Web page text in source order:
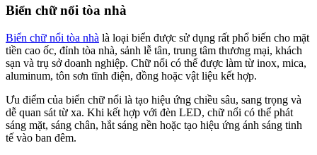
Biển chữ nổi tòa nhà
Biển chữ nổi tòa nhà là loại biển được sử dụng rất phổ biến cho mặt
tiền cao ốc, đỉnh tòa nhà, sảnh lễ tân, trung tâm thương mại, khách
sạn và trụ sở doanh nghiệp. Chữ nổi có thể được làm từ inox, mica,
aluminum, tôn sơn tĩnh điện, đồng hoặc vật liệu kết hợp.
Ưu điểm của biển chữ nổi là tạo hiệu ứng chiều sâu, sang trọng và
dễ quan sát từ xa. Khi kết hợp với đèn LED, chữ nổi có thể phát
sáng mặt, sáng chân, hắt sáng nền hoặc tạo hiệu ứng ánh sáng tinh
tế vào ban đêm.